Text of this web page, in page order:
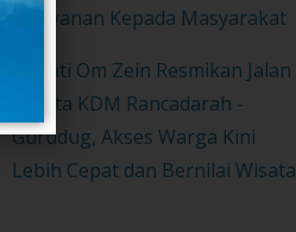
Pelayanan Kepada Masyarakat
Bupati Om Zein Resmikan Jalan
Wisata KDM Rancadarah -
Gurudug, Akses Warga Kini
Lebih Cepat dan Bernilai Wisata